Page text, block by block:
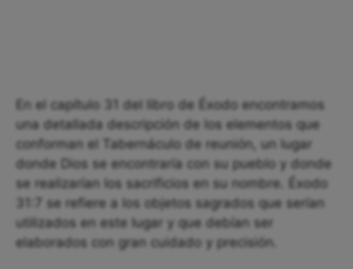
En el capítulo 31 del libro de Éxodo encontramos
una detallada descripción de los elementos que
conforman el Tabernáculo de reunión, un lugar
donde Dios se encontraría con su pueblo y donde
se realizarían los sacrificios en su nombre. Éxodo
31:7 se refiere a los objetos sagrados que serían
utilizados en este lugar y que debían ser
elaborados con gran cuidado y precisión.